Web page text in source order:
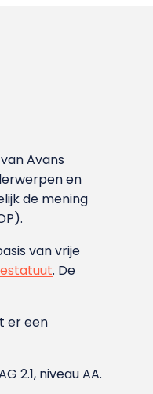
Avans
en
de mening
van vrije
. De
er een
2.1, niveau AA.